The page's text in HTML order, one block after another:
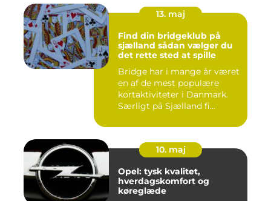
13. maj
Find din bridgeklub på
sjælland sådan vælger du
det rette sted at spille
Bridge har i mange år været
en af de mest populære
kortaktiviteter i Danmark.
Særligt på Sjælland fi...
10. maj
Opel: tysk kvalitet,
hverdagskomfort og
køreglæde